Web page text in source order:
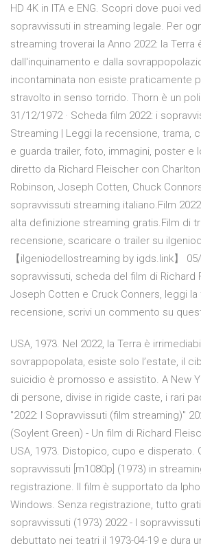
HD 4K in ITA e ENG. Scopri dove puoi
sopravvissuti in streaming legale. Per
streaming troverai la Anno 2022: la Terra
dall'inquinamento e dalla
incontaminata non esiste praticamente
stravolto in senso torrido. Thorn è un
31/12/1972 · Scheda film 2022: i
Streaming | Leggi la recensione, trama,
e guarda trailer, foto, immagini, poster e
diretto da Richard Fleischer con
Robinson, Joseph Cotten, Chuck Connors
sopravvissuti streaming italiano.Film
alta definizione streaming gratis.Film di
recensione, scaricare o trailer su
【ilgeniodellostreaming by igds.link】 05/
sopravvissuti, scheda del film di Richard
Joseph Cotten e Cruck Conners, leggi la
recensione, scrivi un commento su
USA, 1973. Nel 2022, la Terra è
sovrappopolata, esiste solo l’estate, il
suicidio è promosso e assistito. A New
di persone, divise in rigide caste, i rari
"2022: I Sopravvissuti (film streaming)"
(Soylent Green) - Un film di Richard
USA, 1973. Distopico, cupo e disperato.
sopravvissuti [m1080p] (1973) in
registrazione. Il film è supportato da
Windows. Senza registrazione, tutto
sopravvissuti (1973) 2022 - I
debuttato nei teatri il 1973-04-19 e dura